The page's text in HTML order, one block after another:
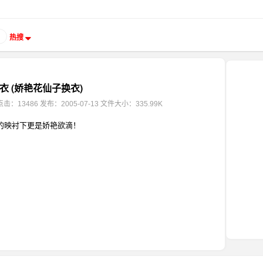
热搜
(娇艳花仙子换衣)
击：13486 发布：2005-07-13 文件大小：335.99K
衬下更是娇艳欲滴！